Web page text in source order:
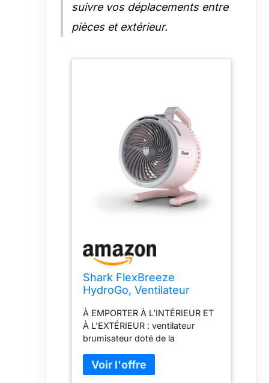
suivre vos déplacements entre
pièces et extérieur.
Shark FlexBreeze
HydroGo, Ventilateur
FA050EUDV
À EMPORTER À L’INTÉRIEUR ET
À L’EXTÉRIEUR : ventilateur
brumisateur doté de la
Evaporating Cooling de Shark,
qui produit des gouttelettes